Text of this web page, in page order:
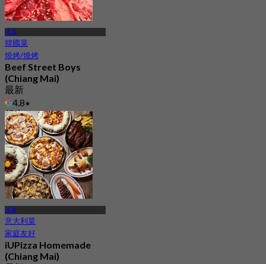
清邁
韓國菜
燒烤/燒烤
Beef Street Boys
(Chiang Mai)
最新
4.8
起฿ 216.66
清邁
意大利菜
家庭友好
iUPizza Homemade
(Chiang Mai)